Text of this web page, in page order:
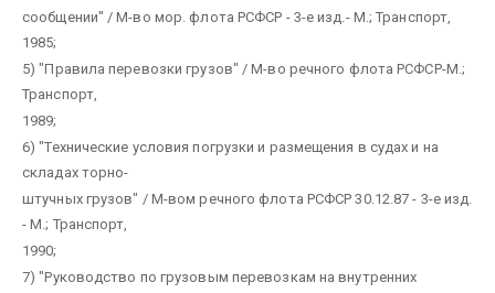
сообщении" / М-во мор. флота РСФСР - 3-е изд.- М.; Транспорт,
1985;
5) "Правила перевозки грузов" / М-во речного флота РСФСР-М.;
Транспорт,
1989;
6) "Технические условия погрузки и размещения в судах и на
складах торно-
штучных грузов" / М-вом речного флота РСФСР 30.12.87 - 3-е изд.
- М.; Транспорт,
1990;
7) "Руководство по грузовым перевозкам на внутренних